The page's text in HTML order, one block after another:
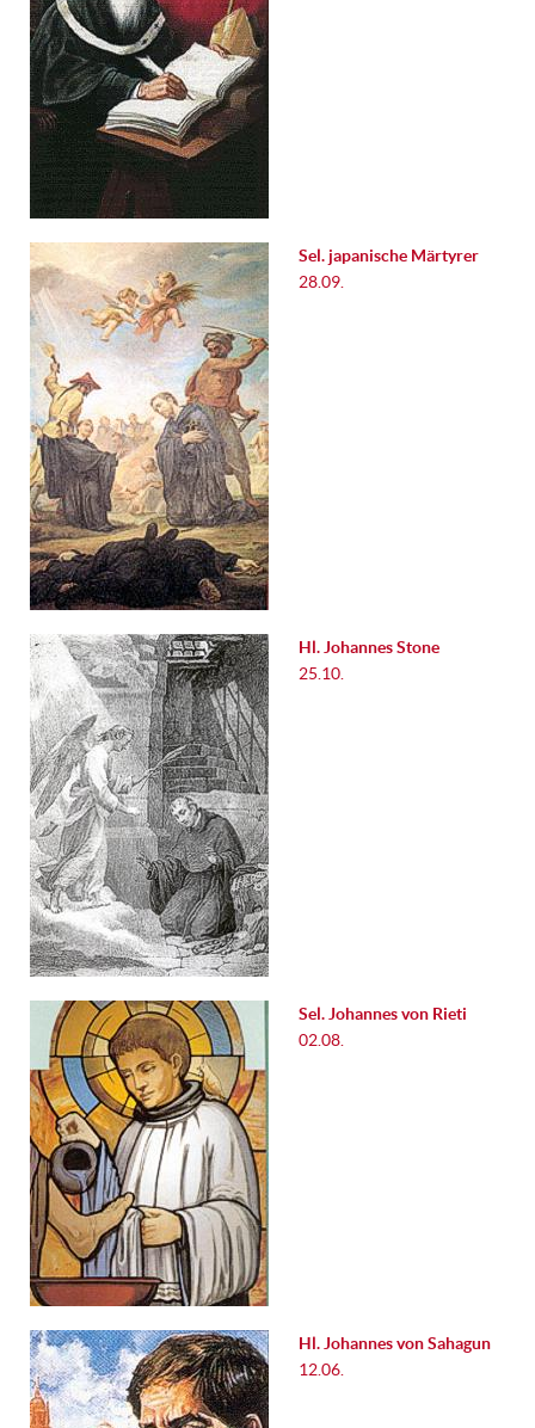
Sel. japanische Märtyrer
28.09.
Hl. Johannes Stone
25.10.
Sel. Johannes von Rieti
02.08.
Hl. Johannes von Sahagun
12.06.